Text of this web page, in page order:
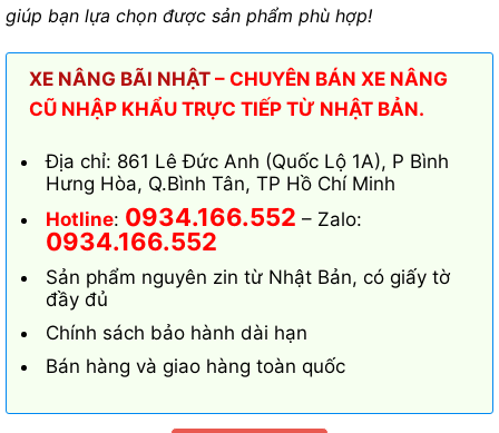
giúp bạn lựa chọn được sản phẩm phù hợp!
XE NÂNG BÃI NHẬT – CHUYÊN BÁN XE NÂNG
CŨ NHẬP KHẨU TRỰC TIẾP TỪ NHẬT BẢN.
Địa chỉ: 861 Lê Đức Anh (Quốc Lộ 1A), P Bình
Hưng Hòa, Q.Bình Tân, TP Hồ Chí Minh
Hotline: 0934.166.552 – Zalo:
0934.166.552
Sản phẩm nguyên zin từ Nhật Bản, có giấy tờ
đầy đủ
Chính sách bảo hành dài hạn
Bán hàng và giao hàng toàn quốc